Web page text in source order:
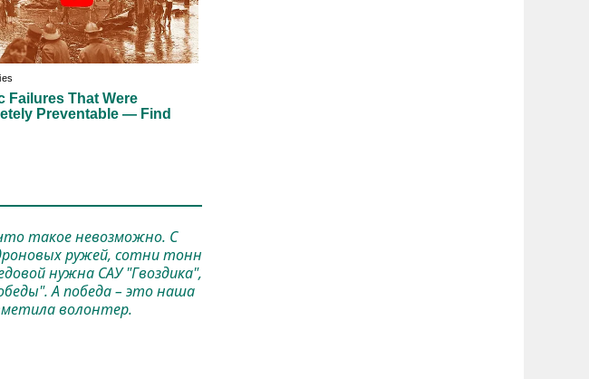
такое невозможно. С
ружей, сотни тонн
нужна САУ "Гвоздика",
А победа – это наша
волонтер.